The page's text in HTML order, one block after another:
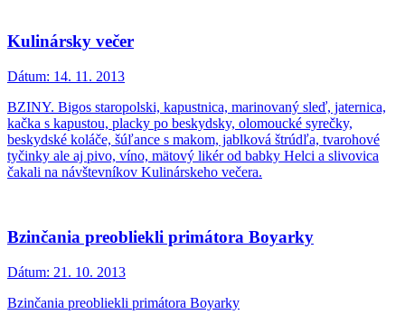
Kulinársky večer
Dátum: 14. 11. 2013
BZINY. Bigos staropolski, kapustnica, marinovaný sleď, jaternica,
kačka s kapustou, placky po beskydsky, olomoucké syrečky,
beskydské koláče, šúľance s makom, jablková štrúdľa, tvarohové
tyčinky ale aj pivo, víno, mätový likér od babky Helci a slivovica
čakali na návštevníkov Kulinárskeho večera.
Bzinčania preobliekli primátora Boyarky
Dátum: 21. 10. 2013
Bzinčania preobliekli primátora Boyarky